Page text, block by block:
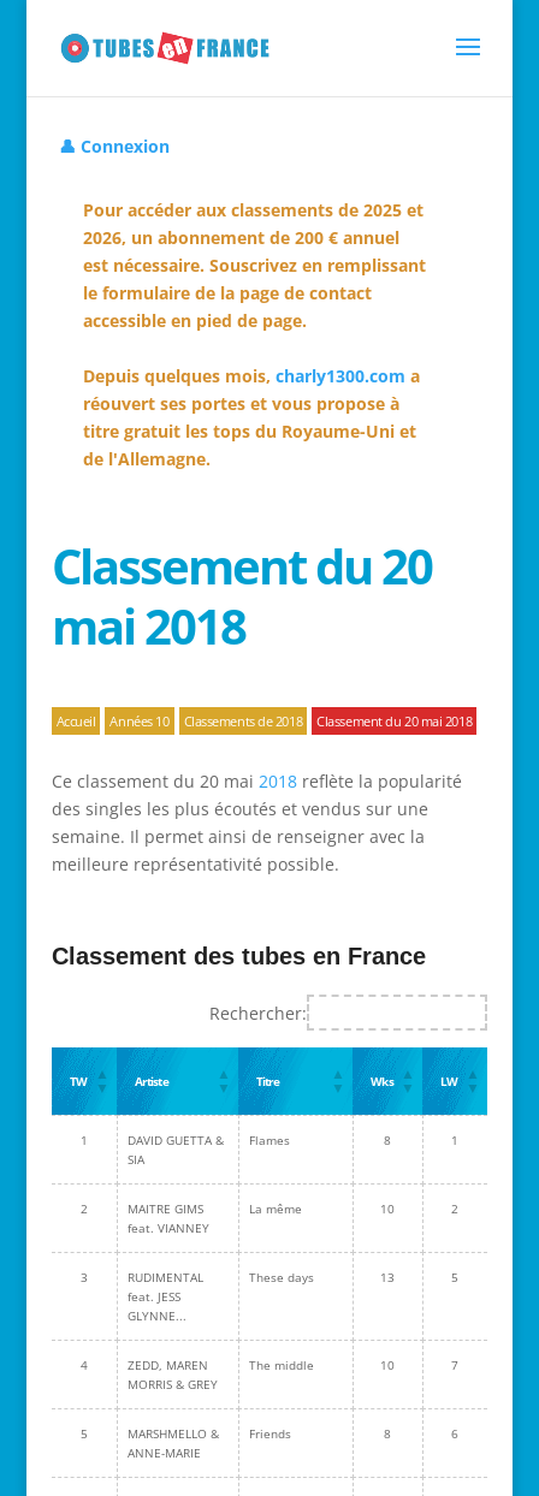
👤 Connexion
Pour accéder aux classements de 2025 et
2026, un abonnement de 200 € annuel
est nécessaire. Souscrivez en remplissant
le formulaire de la page de contact
accessible en pied de page.
Depuis quelques mois, charly1300.com a
réouvert ses portes et vous propose à
titre gratuit les tops du Royaume-Uni et
de l'Allemagne.
Classement du 20
mai 2018
Accueil Années 10 Classements de 2018 Classement du 20 mai 2018
Ce classement du 20 mai 2018reflète la popularité
des singles les plus écoutés et vendus sur une
semaine. Il permet ainsi de renseigner avec la
meilleure représentativité possible.
Classement des tubes en France
Rechercher:
TW Artiste Titre Wks LW
1
DAVID GUETTA &
SIA
Flames 8 1
2
MAITRE GIMS
feat. VIANNEY
La même 10 2
3
RUDIMENTAL
feat. JESS
GLYNNE...
These days 13 5
4
ZEDD, MAREN
MORRIS & GREY
The middle 10 7
5
MARSHMELLO &
ANNE-MARIE
Friends 8 6